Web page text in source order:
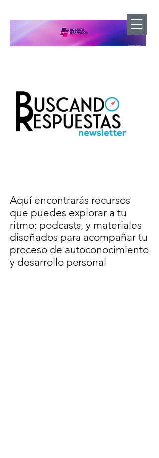
Aquí encontrarás recursos
que puedes explorar a tu
ritmo: podcasts, y materiales
diseñados para acompañar tu
proceso de autoconocimiento
y desarrollo personal